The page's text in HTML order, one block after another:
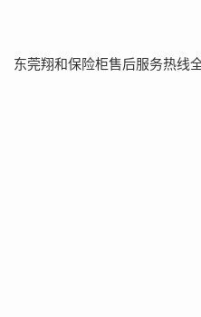
东莞翔和保险柜售后服务热线